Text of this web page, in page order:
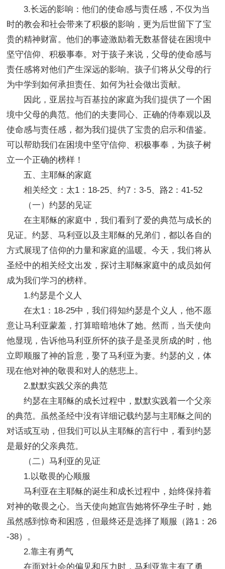
3.长远的影响：他们的使命感与责任感，不仅为当
时的教会和社会带来了积极的影响，更为后世留下了宝
贵的精神财富。他们的事迹激励着无数基督徒在困境中
坚守信仰、积极事奉。对于孩子来说，父母的使命感与
责任感将对他们产生深远的影响。孩子们将从父母的行
为中学到如何承担责任、如何为社会做出贡献。
因此，亚居拉与百基拉的家庭为我们提供了一个困
境中父母的典范。他们的夫妻同心、正确的侍奉观以及
使命感与责任感，都为我们提供了宝贵的启示和借鉴。
可以帮助我们在困境中坚守信仰、积极事奉，为孩子树
立一个正确的榜样！
五、主耶稣的家庭
相关经文：太1：18-25、约7：3-5、路2：41-52
（一）约瑟的见证
在主耶稣的家庭中，我们看到了爱的典范与成长的
见证。约瑟、马利亚以及主耶稣的兄弟们，都以各自的
方式展现了信仰的力量和家庭的温暖。今天，我们将从
圣经中的相关经文出发，探讨主耶稣家庭中的成员如何
成为我们学习的榜样。
1.约瑟是个义人
在太1：18-25中，我们得知约瑟是个义人，他不愿
意让马利亚蒙羞，打算暗暗地休了她。然而，当天使向
他显现，告诉他马利亚所怀的孩子是圣灵所成的时，他
立即顺服了神的旨意，娶了马利亚为妻。约瑟的义，体
现在他对神的敬畏和对人的慈悲上。
2.默默实践父亲的典范
约瑟在主耶稣的成长过程中，默默实践着一个父亲
的典范。虽然圣经中没有详细记载约瑟与主耶稣之间的
对话或互动，但我们可以从主耶稣的言行中，看到约瑟
是最好的父亲典范。
（二）马利亚的见证
1.以敬畏的心顺服
马利亚在主耶稣的诞生和成长过程中，始终保持着
对神的敬畏之心。当天使向她宣告她将怀孕生子时，她
虽然感到惊奇和困惑，但最终还是选择了顺服（路1：26
-38）。
2.靠主有勇气
在面对社会的偏见和压力时，马利亚靠主有了勇